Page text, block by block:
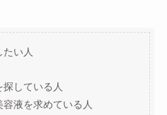
たい人
している人
液を求めている人